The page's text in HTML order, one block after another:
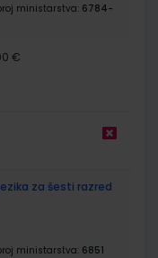
ministarstva: 6784-
€
za šesti razred
ministarstva: 6851